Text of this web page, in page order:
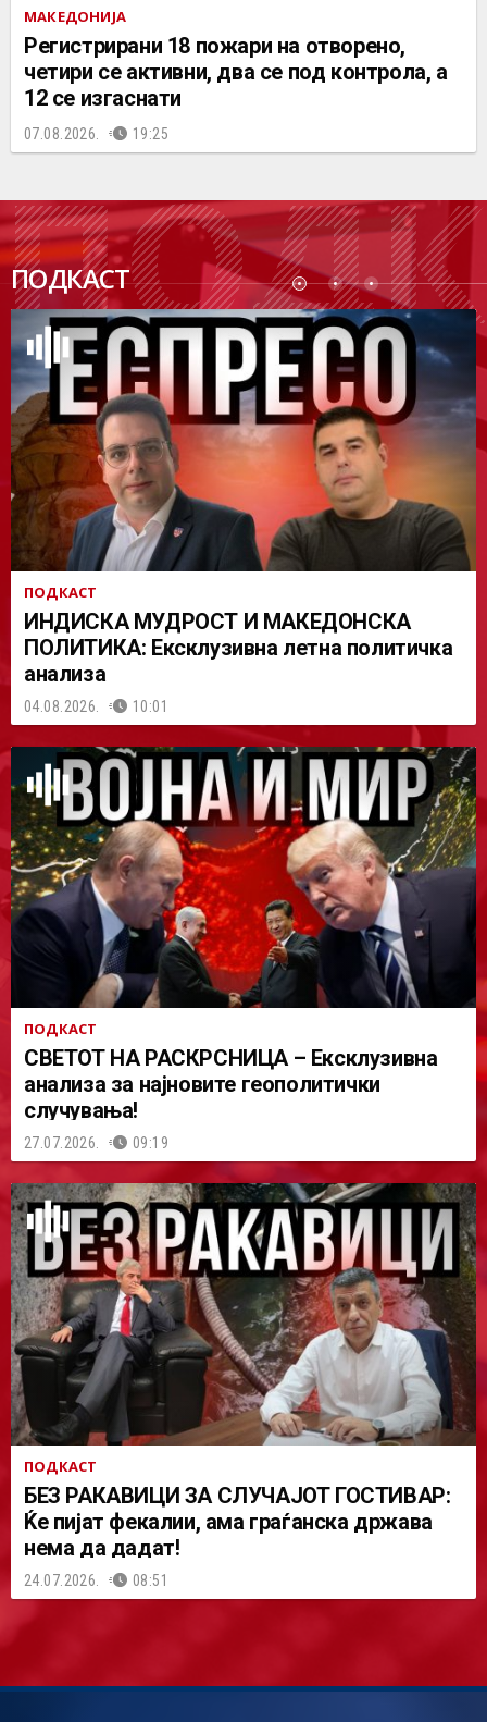
МАКЕДОНИЈА
Регистрирани 18 пожари на отворено,
четири се активни, два се под контрола, а
12 се изгаснати
07.08.2026. 19:25
ПОДКАСТ
ПОДК
АСТ
ПОДКАСТ
ИНДИСКА МУДРОСТ И МАКЕДОНСКА
ПОЛИТИКА: Ексклузивна летна политичка
анализа
04.08.2026. 10:01
ПОДКАСТ
СВЕТОТ НА РАСКРСНИЦА – Ексклузивна
анализа за најновите геополитички
случувања!
27.07.2026. 09:19
ПОДКАСТ
БЕЗ РАКАВИЦИ ЗА СЛУЧАЈОТ ГОСТИВАР:
Ќе пијат фекалии, ама граѓанска држава
нема да дадат!
24.07.2026. 08:51